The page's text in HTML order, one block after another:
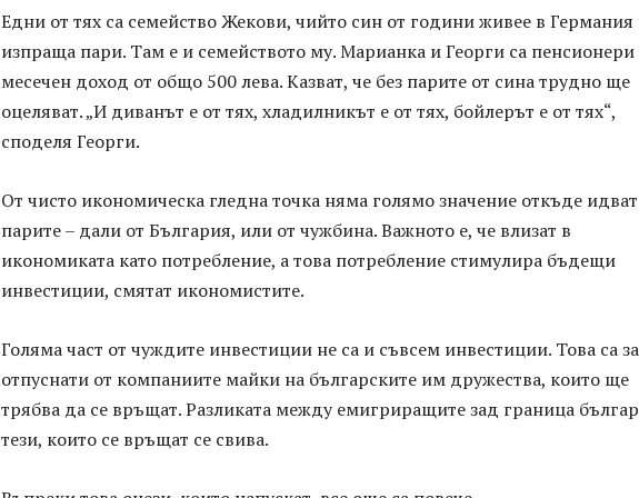
Едни от тях са семейство Жекови, чийто син от години живее в Германия
изпраща пари. Там е и семейството му. Марианка и Георги са пенсионери
месечен доход от общо 500 лева. Казват, че без парите от сина трудно ще
оцеляват. „И диванът е от тях, хладилникът е от тях, бойлерът е от тях“,
споделя Георги.
От чисто икономическа гледна точка няма голямо значение откъде идват
парите – дали от България, или от чужбина. Важното е, че влизат в
икономиката като потребление, а това потребление стимулира бъдещи
инвестиции, смятат икономистите.
Голяма част от чуждите инвестиции не са и съвсем инвестиции. Това са
отпуснати от компаниите майки на българските им дружества, които ще
трябва да се връщат. Разликата между емигриращите зад граница
тези, които се връщат се свива.